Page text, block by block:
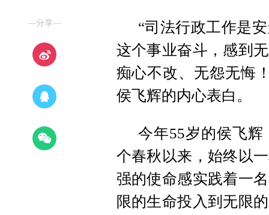
—分享—
“司法行政工作是
这个事业奋斗，感到
痴心不改、无怨无悔
侯飞辉的内心表白。
今年55岁的侯飞
个春秋以来，始终以
强的使命感实践着一
限的生命投入到无限